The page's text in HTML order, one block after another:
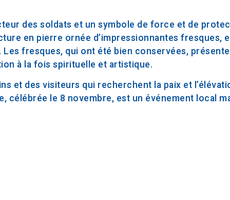
des soldats et un symbole de force et de
en pierre ornée d’impressionnantes fresques,
fresques, qui ont été bien conservées,
à la fois spirituelle et artistique.
et des visiteurs qui recherchent la paix et
célébrée le 8 novembre, est un événement local